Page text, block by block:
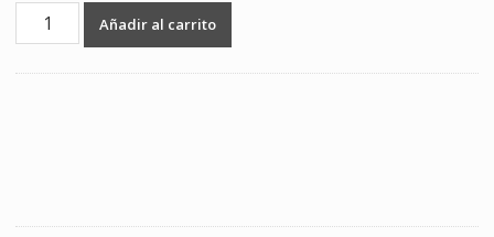
14.4V
3000mAh
Añadir al carrito